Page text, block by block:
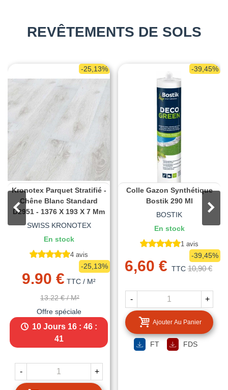
REVÊTEMENTS DE SOLS
-25,13%
Kronotex Parquet Stratifié -
Chêne Blanc Standard
D2951 - 1376 X 193 X 7 Mm
SWISS KRONOTEX
En stock
4 avis
9.90 € TTC / M²
13.22 € / M²
-25,13%
Offre spéciale
10 Jours 16 : 46 :
40
- +
-39,45%
Colle Gazon Synthétique
Bostik 290 Ml
BOSTIK
En stock
1 avis
6,60 € TTC 10,90 €
-39,45%
- +
Ajouter Au Panier
FT FDS